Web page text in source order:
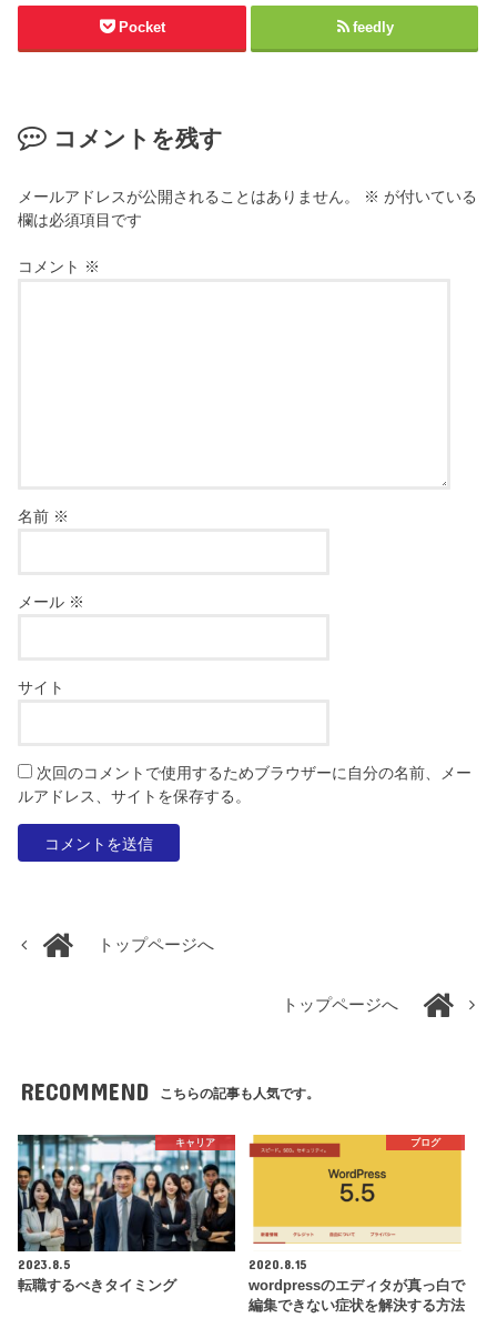
Pocket feedly
コメントを残す
メールアドレスが公開されることはありません。 ※ が付いている
欄は必須項目です
コメント ※
名前 ※
メール ※
サイト
次回のコメントで使用するためブラウザーに自分の名前、メー
ルアドレス、サイトを保存する。
トップページへ
トップページへ
RECOMMEND こちらの記事も人気です。
キャリア
2023.8.5
転職するべきタイミング
ブログ
2020.8.15
wordpressのエディタが真っ白で
編集できない症状を解決する方法